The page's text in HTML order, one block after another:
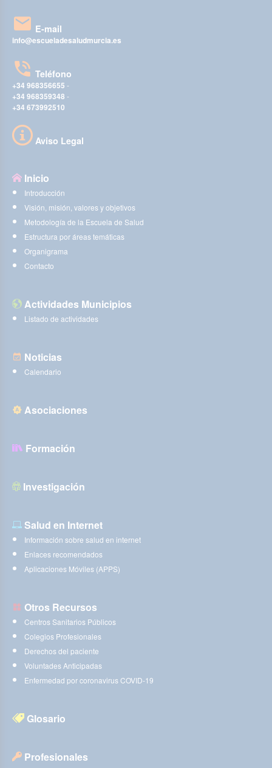
E-mail
info@escueladesaludmurcia.es
Teléfono
+34 968356655 -
+34 968359348 -
+34 673992510
Aviso Legal
Inicio
Introducción
Visión, misión, valores y objetivos
Metodología de la Escuela de Salud
Estructura por áreas temáticas
Organigrama
Contacto
Actividades Municipios
Listado de actividades
Noticias
Calendario
Asociaciones
Formación
Investigación
Salud en Internet
Información sobre salud en internet
Enlaces recomendados
Aplicaciones Móviles (APPS)
Otros Recursos
Centros Sanitarios Públicos
Colegios Profesionales
Derechos del paciente
Voluntades Anticipadas
Enfermedad por coronavirus COVID-19
Glosario
Profesionales